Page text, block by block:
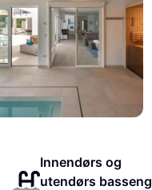
Innendørs og
utendørs basseng